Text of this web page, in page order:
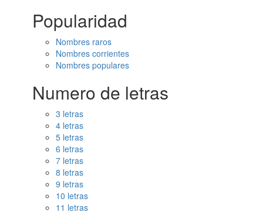
Popularidad
Nombres raros
Nombres corrientes
Nombres populares
Numero de letras
3 letras
4 letras
5 letras
6 letras
7 letras
8 letras
9 letras
10 letras
11 letras